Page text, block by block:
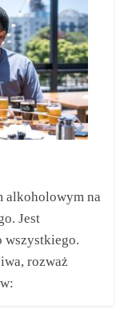
alkoholowym na
Jest
wszystkiego.
rozważ